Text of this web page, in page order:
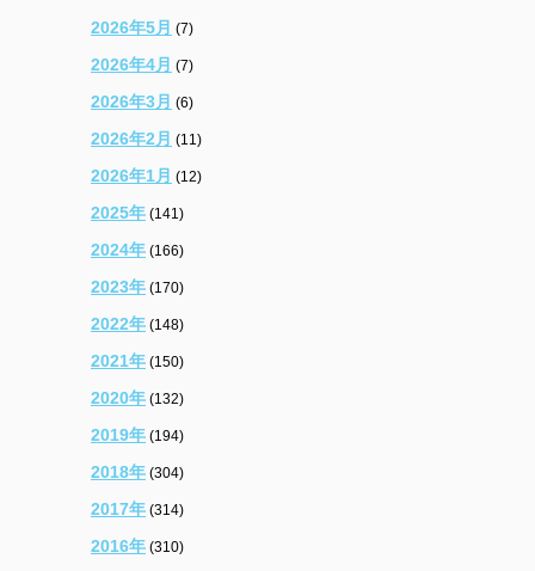
2026年5月 (7)
2026年4月 (7)
2026年3月 (6)
2026年2月 (11)
2026年1月 (12)
2025年 (141)
2024年 (166)
2023年 (170)
2022年 (148)
2021年 (150)
2020年 (132)
2019年 (194)
2018年 (304)
2017年 (314)
2016年 (310)